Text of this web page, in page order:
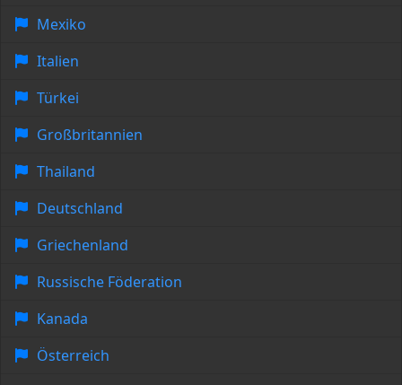
Mexiko
Italien
Türkei
Großbritannien
Thailand
Deutschland
Griechenland
Russische Föderation
Kanada
Österreich